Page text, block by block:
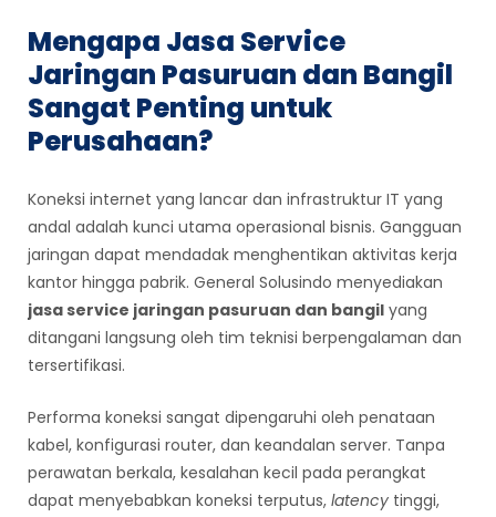
Mengapa Jasa Service
Jaringan Pasuruan dan Bangil
Sangat Penting untuk
Perusahaan?
Koneksi internet yang lancar dan infrastruktur IT yang
andal adalah kunci utama operasional bisnis. Gangguan
jaringan dapat mendadak menghentikan aktivitas kerja
kantor hingga pabrik. General Solusindo menyediakan
jasa service jaringan pasuruan dan bangil yang
ditangani langsung oleh tim teknisi berpengalaman dan
tersertifikasi.
Performa koneksi sangat dipengaruhi oleh penataan
kabel, konfigurasi router, dan keandalan server. Tanpa
perawatan berkala, kesalahan kecil pada perangkat
dapat menyebabkan koneksi terputus, latency tinggi,